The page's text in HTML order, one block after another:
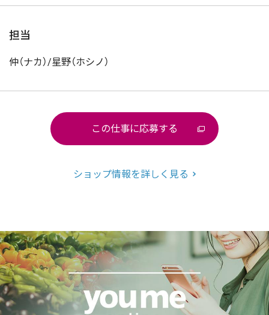
担当
仲（ナカ）/星野（ホシノ）
この仕事に応募する
ショップ情報を詳しく見る